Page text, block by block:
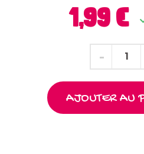
1,99 €
AJOUTER AU